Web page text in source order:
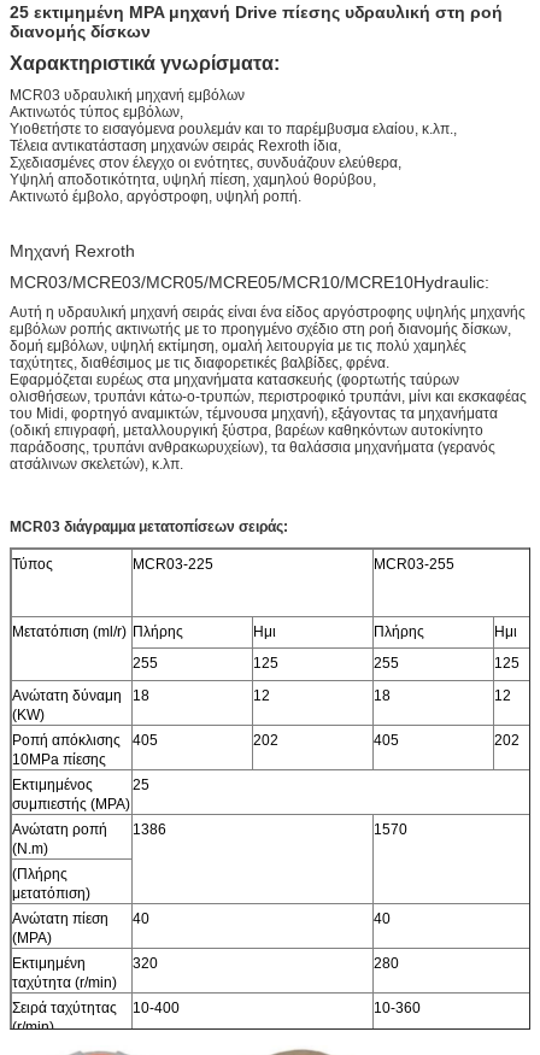
25 εκτιμημένη MPA μηχανή Drive πίεσης υδραυλική στη ροή
διανομής δίσκων
Χαρακτηριστικά γνωρίσματα:
MCR03 υδραυλική μηχανή εμβόλων
Ακτινωτός τύπος εμβόλων,
Υιοθετήστε το εισαγόμενα ρουλεμάν και το παρέμβυσμα ελαίου, κ.λπ.,
Τέλεια αντικατάσταση μηχανών σειράς Rexroth ίδια,
Σχεδιασμένες στον έλεγχο οι ενότητες, συνδυάζουν ελεύθερα,
Υψηλή αποδοτικότητα, υψηλή πίεση, χαμηλού θορύβου,
Ακτινωτό έμβολο, αργόστροφη, υψηλή ροπή.
Μηχανή Rexroth
MCR03/MCRE03/MCR05/MCRE05/MCR10/MCRE10Hydraulic:
Αυτή η υδραυλική μηχανή σειράς είναι ένα είδος αργόστροφης υψηλής μηχανής
εμβόλων ροπής ακτινωτής με το προηγμένο σχέδιο στη ροή διανομής δίσκων,
δομή εμβόλων, υψηλή εκτίμηση, ομαλή λειτουργία με τις πολύ χαμηλές
ταχύτητες, διαθέσιμος με τις διαφορετικές βαλβίδες, φρένα.
Εφαρμόζεται ευρέως στα μηχανήματα κατασκευής (φορτωτής ταύρων
ολισθήσεων, τρυπάνι κάτω-ο-τρυπών, περιστροφικό τρυπάνι, μίνι και εκσκαφέας
του Midi, φορτηγό αναμικτών, τέμνουσα μηχανή), εξάγοντας τα μηχανήματα
(οδική επιγραφή, μεταλλουργική ξύστρα, βαρέων καθηκόντων αυτοκίνητο
παράδοσης, τρυπάνι ανθρακωρυχείων), τα θαλάσσια μηχανήματα (γερανός
ατσάλινων σκελετών), κ.λπ.
MCR03 διάγραμμα μετατοπίσεων σειράς:
Τύπος MCR03-225 MCR03-255
Μετατόπιση (ml/r) Πλήρης Ημι Πλήρης
Ημι
255
125 255
125
Ανώτατη δύναμη
(KW)
18 12 18 12
Ροπή απόκλισης
10MPa πίεσης
405 202 405 202
Εκτιμημένος
συμπιεστής (MPA)
25
Ανώτατη ροπή
(N.m)
1386 1570
(Πλήρης
μετατόπιση)
Ανώτατη πίεση
(MPA)
40 40
Εκτιμημένη
ταχύτητα (r/min)
320 280
Σειρά ταχύτητας
(r/min)
10-400 10-360